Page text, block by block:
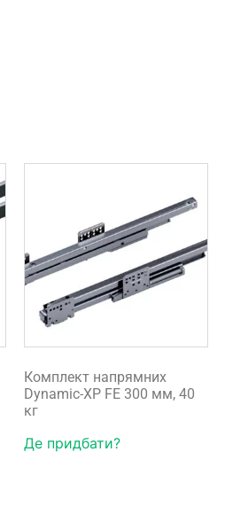
Комплект напрямних
Dynamic-XP FE 300 мм, 40
кг
Де придбати?